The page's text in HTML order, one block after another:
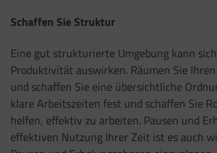
Schaffen Sie Struktur
Eine gut strukturierte Umgebung kann
Produktivität auswirken. Räumen Sie
und schaffen Sie eine übersichtliche
klare Arbeitszeiten fest und schaffen Sie
helfen, effektiv zu arbeiten. Pausen und
effektiven Nutzung Ihrer Zeit ist es auch